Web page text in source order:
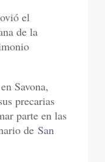
el
de la
Savona,
precarias
parte en las
de San